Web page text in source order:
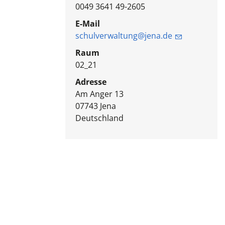
0049 3641 49-2605
E-Mail
schulverwaltung@jena.de
Raum
02_21
Adresse
Am Anger 13
07743 Jena
Deutschland